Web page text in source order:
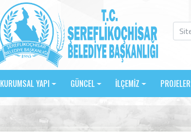
KURUMSAL YAPI GÜNCEL İLÇEMİZ PROJELER